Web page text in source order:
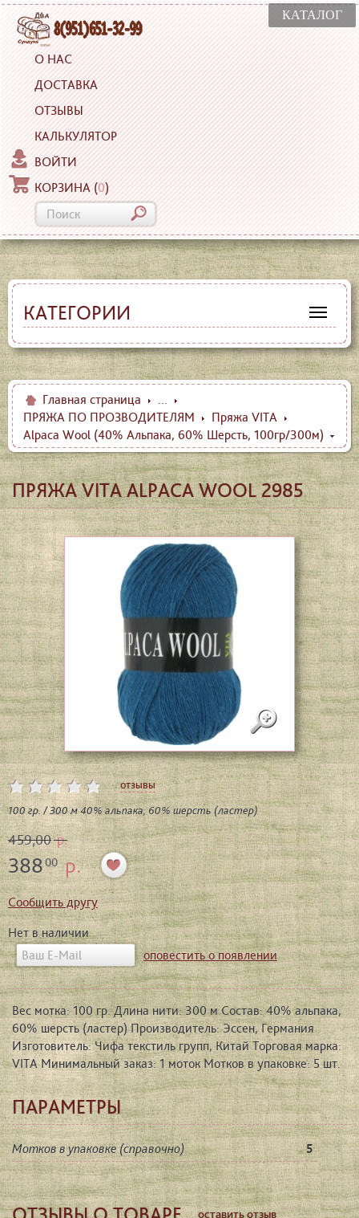
КАТАЛОГ
О НАС
ДОСТАВКА
ОТЗЫВЫ
КАЛЬКУЛЯТОР
ВОЙТИ
КОРЗИНА (0)
КАТЕГОРИИ
Главная страница
...
ПРЯЖА ПО ПРОЗВОДИТЕЛЯМ
Пряжа VITA
Alpaca Wool (40% Альпака, 60% Шерсть, 100гр/300м)
ПРЯЖА VITA ALPACA WOOL 2985
отзывы
100 гр. / 300 м 40% альпака, 60% шерсть (ластер)
459,00р.
38800р.
Сообщить другу
Нет в наличии
оповестить о появлении
Вес мотка: 100 гр. Длина нити: 300 м Состав: 40% альпака,
60% шерсть (ластер) Производитель: Эссен, Германия
Изготовитель: Чифа текстиль групп, Китай Торговая марка:
VITA Минимальный заказ: 1 моток Мотков в упаковке: 5 шт.
ПАРАМЕТРЫ
Мотков в упаковке (справочно) 5
оставить отзыв